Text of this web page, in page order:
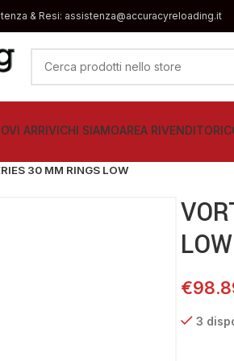
& Resi: assistenza@accuracyreloading.it
ARRIVICHI SIAMOAREA RIVENDITORI
30 MM RINGS LOW
LOW
€
3